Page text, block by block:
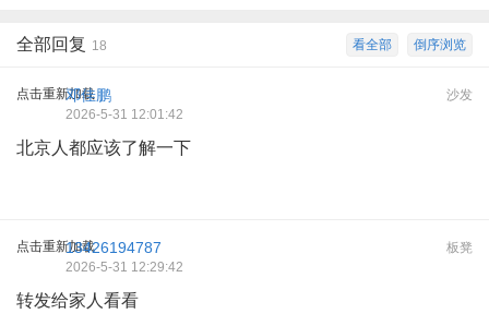
倒序浏览
看全部
全部回复 18
点击重新加载 沙发
邓佳鹏
2026-5-31 12:01:42
北京人都应该了解一下
点击重新加载 板凳
13426194787
2026-5-31 12:29:42
转发给家人看看